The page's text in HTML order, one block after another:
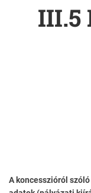
III.5
A koncesszióról